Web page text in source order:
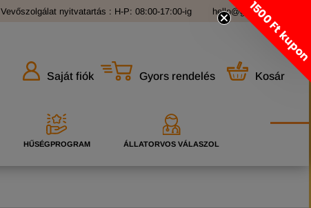
Vevőszolgálat nyitvatartás : H-P: 08:00-17:00-ig hello@grandopet.hu
Saját fiók Gyors rendelés Kosár
HŰSÉGPROGRAM ÁLLATORVOS VÁLASZOL
1500 Ft